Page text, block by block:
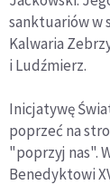
sanktuariów w
Kalwaria
i Ludźmierz.
Inicjatywę
poprzeć na
"poprzyj nas".
Benedyktowi